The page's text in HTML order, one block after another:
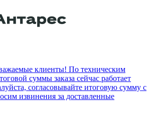
клиенты! По техническим
суммы заказа сейчас работает
согласовывайте итоговую сумму с
извинения за доставленные